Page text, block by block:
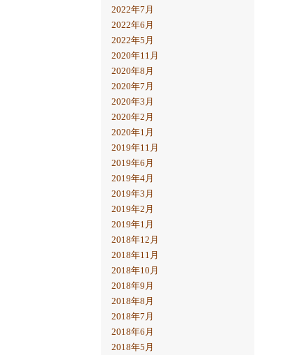
2022年7月
2022年6月
2022年5月
2020年11月
2020年8月
2020年7月
2020年3月
2020年2月
2020年1月
2019年11月
2019年6月
2019年4月
2019年3月
2019年2月
2019年1月
2018年12月
2018年11月
2018年10月
2018年9月
2018年8月
2018年7月
2018年6月
2018年5月